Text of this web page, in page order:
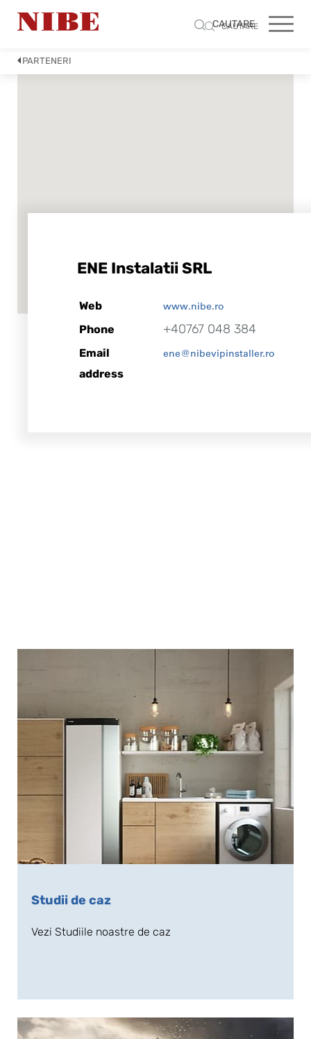
CAUTARE
CAUTARE
PARTENERI
ENE Instalatii SRL
Web www.nibe.ro
Phone +40767 048 384
Email
address
ene@nibevipinstaller.ro
Studii de caz
Vezi Studiile noastre de caz